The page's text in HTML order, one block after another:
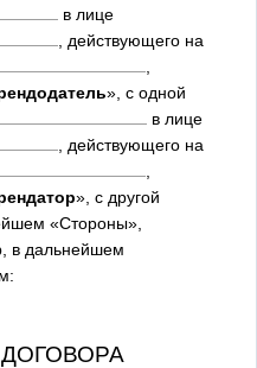
в лице
, действующего на
», с одной
в лице
, действующего на
», с другой
«Стороны»,
в дальнейшем